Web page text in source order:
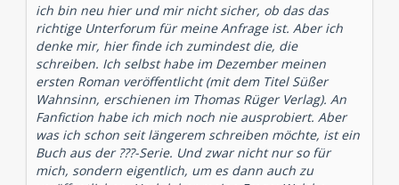
ich bin neu hier und mir nicht sicher, ob das das
richtige Unterforum für meine Anfrage ist. Aber ich
denke mir, hier finde ich zumindest die, die
schreiben. Ich selbst habe im Dezember meinen
ersten Roman veröffentlicht (mit dem Titel Süßer
Wahnsinn, erschienen im Thomas Rüger Verlag). An
Fanfiction habe ich mich noch nie ausprobiert. Aber
was ich schon seit längerem schreiben möchte, ist ein
Buch aus der ???-Serie. Und zwar nicht nur so für
mich, sondern eigentlich, um es dann auch zu